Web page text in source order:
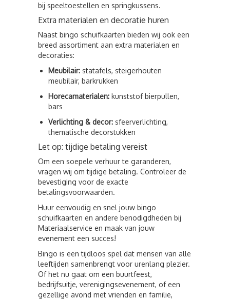
bij speeltoestellen en springkussens.
Extra materialen en decoratie huren
Naast bingo schuifkaarten bieden wij ook een
breed assortiment aan extra materialen en
decoraties:
Meubilair: statafels, steigerhouten
meubilair, barkrukken
Horecamaterialen: kunststof bierpullen,
bars
Verlichting & decor: sfeerverlichting,
thematische decorstukken
Let op: tijdige betaling vereist
Om een soepele verhuur te garanderen,
vragen wij om tijdige betaling. Controleer de
bevestiging voor de exacte
betalingsvoorwaarden.
Huur eenvoudig en snel jouw bingo
schuifkaarten en andere benodigdheden bij
Materiaalservice en maak van jouw
evenement een succes!
Bingo is een tijdloos spel dat mensen van alle
leeftijden samenbrengt voor urenlang plezier.
Of het nu gaat om een buurtfeest,
bedrijfsuitje, verenigingsevenement, of een
gezellige avond met vrienden en familie,